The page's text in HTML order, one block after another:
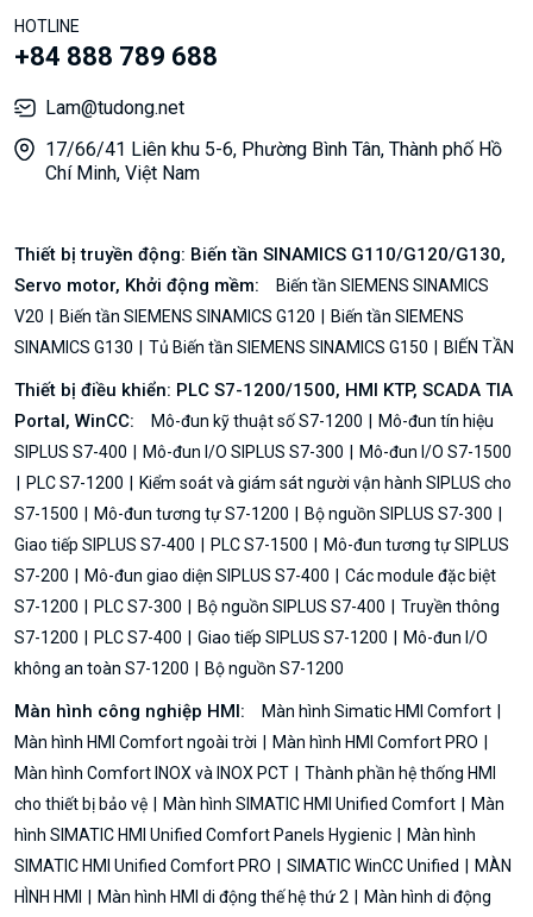
HOTLINE
+84 888 789 688
Lam@tudong.net
17/66/41 Liên khu 5-6, Phường Bình Tân, Thành phố Hồ
Chí Minh, Việt Nam
Thiết bị truyền động: Biến tần SINAMICS G110/G120/G130,
Servo motor, Khởi động mềm:
Biến tần SIEMENS SINAMICS
V20
Biến tần SIEMENS SINAMICS G120
Biến tần SIEMENS
SINAMICS G130
Tủ Biến tần SIEMENS SINAMICS G150 BIẾN TẦN
Thiết bị điều khiển: PLC S7-1200/1500, HMI KTP, SCADA TIA
Portal, WinCC:
Mô-đun kỹ thuật số S7-1200
Mô-đun tín hiệu
SIPLUS S7-400
Mô-đun I/O SIPLUS S7-300
Mô-đun I/O S7-1500
PLC S7-1200
Kiểm soát và giám sát người vận hành SIPLUS cho
S7-1500
Mô-đun tương tự S7-1200
Bộ nguồn SIPLUS S7-300
Giao tiếp SIPLUS S7-400
PLC S7-1500
Mô-đun tương tự SIPLUS
S7-200
Mô-đun giao diện SIPLUS S7-400
Các module đặc biệt
S7-1200
PLC S7-300 Bộ nguồn SIPLUS S7-400
Truyền thông
S7-1200
PLC S7-400 Giao tiếp SIPLUS S7-1200
Mô-đun I/O
không an toàn S7-1200
Bộ nguồn S7-1200
Màn hình công nghiệp HMI:
Màn hình Simatic HMI Comfort
Màn hình HMI Comfort ngoài trời
Màn hình HMI Comfort PRO
Màn hình Comfort INOX và INOX PCT
Thành phần hệ thống HMI
cho thiết bị bảo vệ
Màn hình SIMATIC HMI Unified Comfort
Màn
hình SIMATIC HMI Unified Comfort Panels Hygienic
Màn hình
SIMATIC HMI Unified Comfort PRO
SIMATIC WinCC Unified
MÀN
HÌNH HMI
Màn hình HMI di động thế hệ thứ 2
Màn hình di động